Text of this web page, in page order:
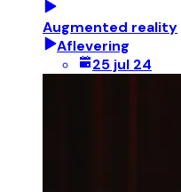
Augmented reality
Aflevering
25 jul 24